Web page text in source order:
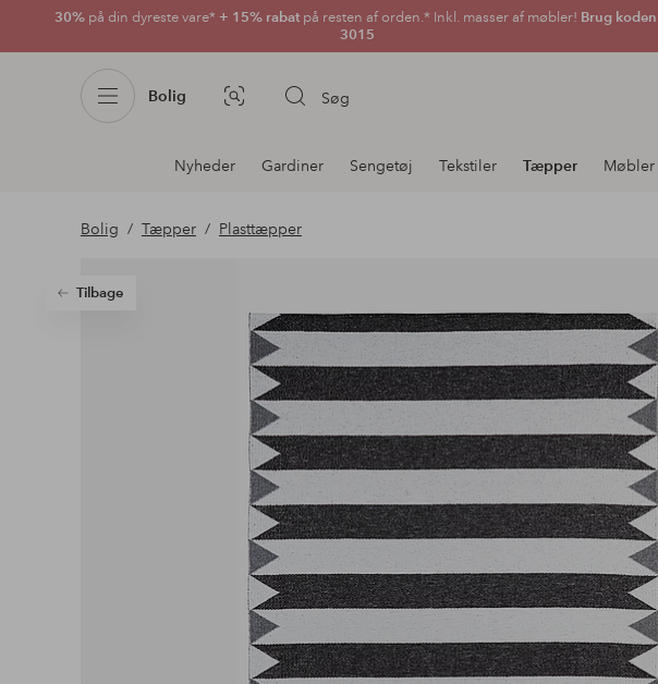
30% på din dyreste vare* + 15% rabatpå resten af orden.* Inkl. masser af møbler! Brug
3015
Bolig Billedsøgning Søg
Afdelningsnavigation
Nyheder Gardiner Sengetøj Tekstiler Tæpper Møbler
Bolig Tæpper Plasttæpper
Tilbage